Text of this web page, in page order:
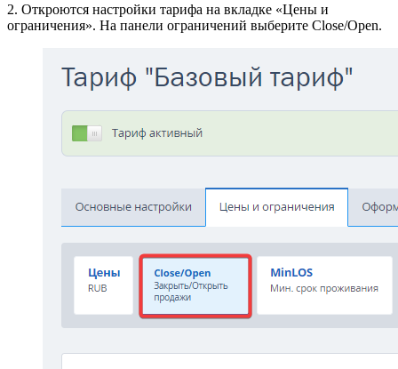
2. Откроются настройки тарифа на вкладке «Цены и
ограничения». На панели ограничений выберите Close/Open.